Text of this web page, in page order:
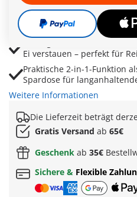
Schildkrötennest mit
für spannende
Abenteuer
Ei verstauen – perfekt für
Praktische 2-in-1-Funktion
Spardose für
Weitere Informationen
Die Lieferzeit beträgt
Gratis Versand ab 65€
Geschenk ab 35€
Sichere & Flexible